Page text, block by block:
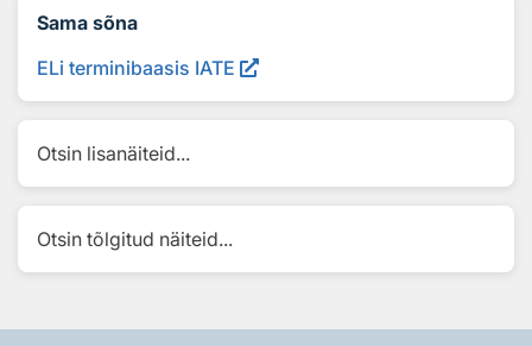
Sama sõna
ELi terminibaasis IATE
Otsin lisanäiteid...
Otsin tõlgitud näiteid...